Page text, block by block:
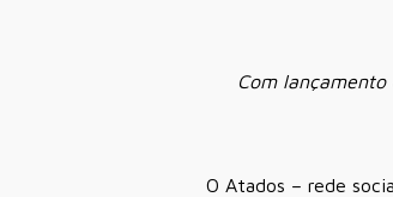
Com
O Atados – rede